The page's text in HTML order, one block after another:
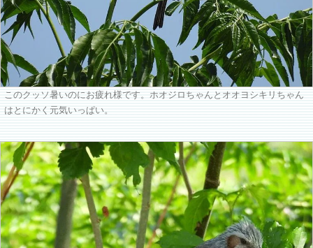
このクッソ暑いのにお疲れ様です。ホオジロちゃんとオオヨシキリちゃん
はとにかく元気いっぱい。